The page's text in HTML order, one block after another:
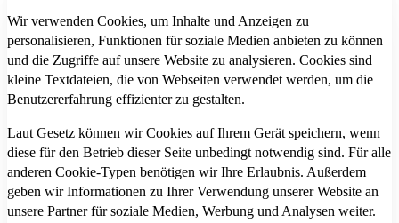
Wir verwenden Cookies, um Inhalte und Anzeigen zu
personalisieren, Funktionen für soziale Medien anbieten zu können
und die Zugriffe auf unsere Website zu analysieren. Cookies sind
kleine Textdateien, die von Webseiten verwendet werden, um die
Benutzererfahrung effizienter zu gestalten.
Laut Gesetz können wir Cookies auf Ihrem Gerät speichern, wenn
diese für den Betrieb dieser Seite unbedingt notwendig sind. Für alle
anderen Cookie-Typen benötigen wir Ihre Erlaubnis. Außerdem
geben wir Informationen zu Ihrer Verwendung unserer Website an
unsere Partner für soziale Medien, Werbung und Analysen weiter.